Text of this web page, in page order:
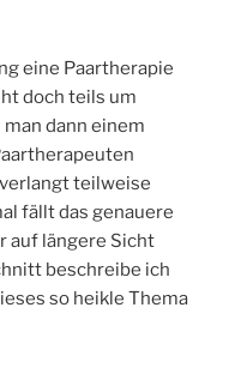
eine Paartherapie
doch teils um
dann einem
teilweise
fällt das genauere
auf längere Sicht
beschreibe ich
so heikle Thema